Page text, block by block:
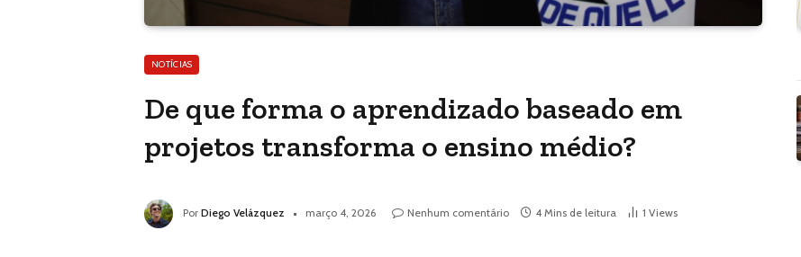
NOTÍCIAS
De que forma o aprendizado baseado em
projetos transforma o ensino médio?
Por Diego Velázquez março 4, 2026 Nenhum comentário 4 Mins de leitura 1 Views